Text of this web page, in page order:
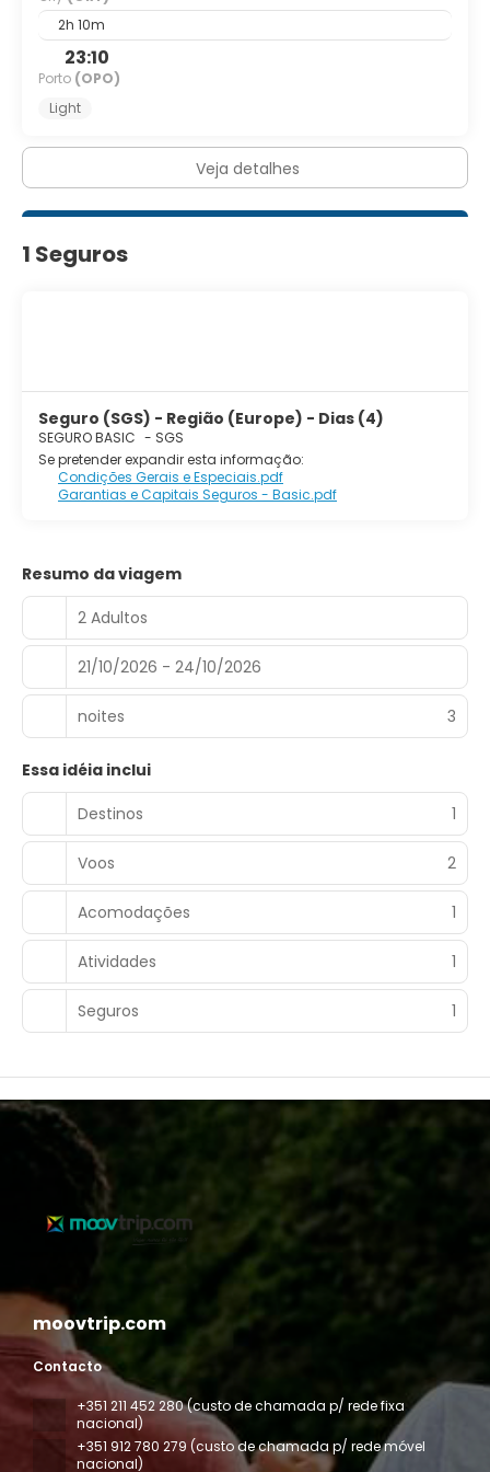
2h 10m
23:10
Porto (OPO)
Light
Veja detalhes
1 Seguros
Seguro (SGS) - Região (Europe) - Dias (4)
SEGURO BASIC - SGS
Se pretender expandir esta informação:
Condições Gerais e Especiais.pdf
Garantias e Capitais Seguros - Basic.pdf
Resumo da viagem
2 Adultos
21/10/2026 - 24/10/2026
noites 3
Essa idéia inclui
Destinos
1
Voos 2
Acomodações 1
Atividades 1
Seguros 1
moovtrip.com
Contacto
+351 211 452 280 (custo de chamada p/ rede fixa
nacional)
+351 912 780 279 (custo de chamada p/ rede móvel
nacional)